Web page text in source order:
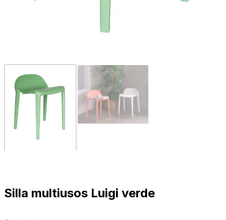
Silla multiusos Luigi verde